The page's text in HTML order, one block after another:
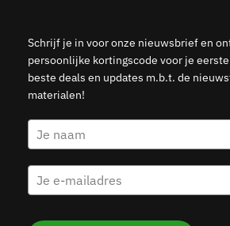
Schrijf je in voor onze nieuwsbrief en
persoonlijke kortingscode voor je
beste deals en updates m.b.t. de
materialen!